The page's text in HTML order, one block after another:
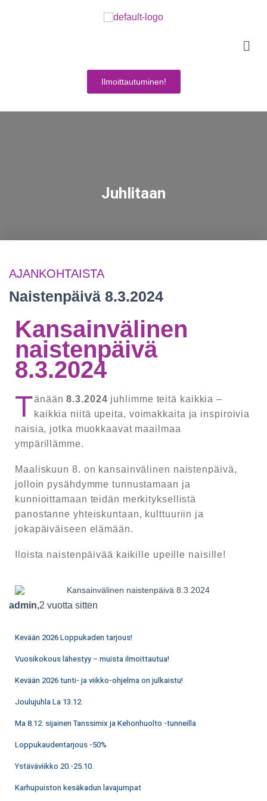
Ilmoittautuminen!
Juhlitaan
AJANKOHTAISTA
Naistenpäivä 8.3.2024
Kansainvälinen
naistenpäivä
8.3.2024
Tänään8.3.2024 juhlimme teitä kaikkia –
kaikkia niitä upeita, voimakkaita ja inspiroivia
naisia, jotka muokkaavat maailmaa
ympärillämme.
Maaliskuun 8. on kansainvälinen naistenpäivä,
jolloin pysähdymme tunnustamaan ja
kunnioittamaan teidän merkityksellistä
panostanne yhteiskuntaan, kulttuuriin ja
jokapäiväiseen elämään.
Iloista naistenpäivää kaikille upeille naisille!
admin,2 vuotta sitten
Kevään 2026 Loppukaden tarjous!
Vuosikokous lähestyy – muista ilmoittautua!
Kevään 2026 tunti- ja viikko-ohjelma on julkaistu!
Joulujuhla La 13.12.
Ma 8.12. sijainen Tanssimix ja Kehonhuolto -tunneilla
Loppukaudentarjous -50%
Ystäväviikko 20.-25.10.
Karhupuiston kesäkadun lavajumpat